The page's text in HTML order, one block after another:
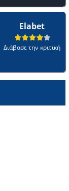
Elabet
Διάβασε την κριτική